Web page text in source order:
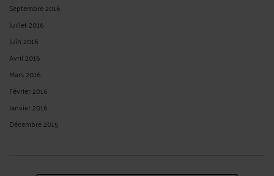
Septembre 2016
Juillet 2016
Juin 2016
Avril 2016
Mars 2016
Février 2016
Janvier 2016
Décembre 2015